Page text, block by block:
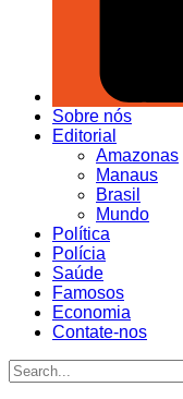
Sobre nós
Editorial
Amazonas
Manaus
Brasil
Mundo
Política
Polícia
Saúde
Famosos
Economia
Contate-nos